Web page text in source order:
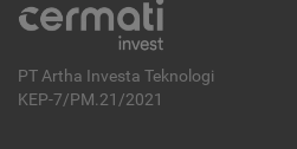
PT Artha Investa Teknologi
KEP-7/PM.21/2021